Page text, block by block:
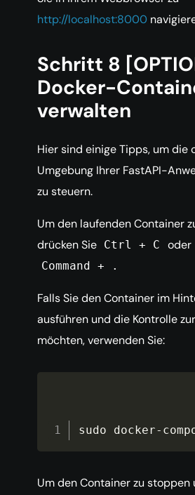
http://localhost:8000
Schritt 8
Docker-
verwalten
Hier sind einige Tipps, um die
Umgebung Ihrer FastAPI-
zu steuern.
Um den laufenden Container
drücken Sie Ctrl + C oder
Command + .
Falls Sie den Container im
ausführen und die Kontrolle
möchten, verwenden Sie:
sudo docker-
Um den Container zu stoppen